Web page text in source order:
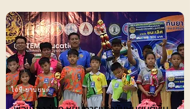
ไอที-ยานยนต์